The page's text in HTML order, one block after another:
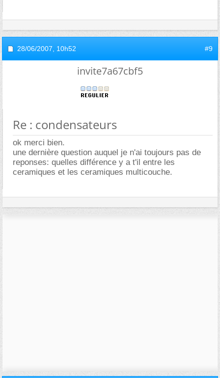
28/06/2007, 10h52 #9
invite7a67cbf5
Re : condensateurs
ok merci bien.
une dernière question auquel je n'ai toujours pas de
reponses: quelles différence y a t'il entre les
ceramiques et les ceramiques multicouche.